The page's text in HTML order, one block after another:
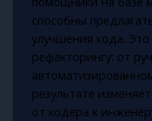
способны
улучшения кода.
рефакторингу: от
результате
от кодера к